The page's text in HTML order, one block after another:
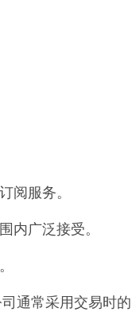
阅服务。
广泛接受。
通常采用交易时的